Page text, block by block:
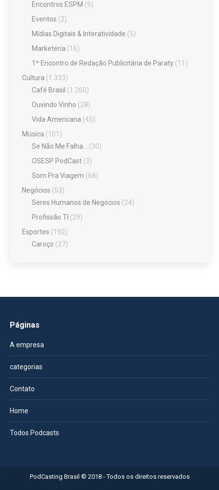
Encontros ESPM (9)
Eventos (2)
Mídias Digitais & Interatividade (5)
Marketeria (16)
1º Encontro de Redação Publicitária de Paraty (11)
Cultura (1.333)
Café Brasil (1.260)
Ouvindo Vinho (28)
Vida Americana (45)
Música (101)
Se Não Me Falha…
(30)
OSESP PodCast (3)
Som Pra Viagem (68)
Negócios (53)
Seres Humanos de Negócios (24)
Profissão TI (29)
Esportes (192)
Caroço (27)
Páginas
A empresa
categorias
Contato
Home
Todos Podcasts
PodCasting Brasil © 2018 - Todos os direitos reservados